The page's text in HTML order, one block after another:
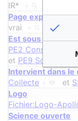
IR*
Page exportable ᵖ
vrai
Est sous
PE2 Constituants
et PE9 Sciences
Intervient dans le
Collecte
et
Logo
Fichier:Logo-
Science ouverte